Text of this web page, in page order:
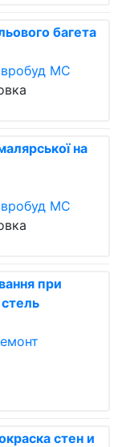
багета
МС
на
МС
при
стель
стен и